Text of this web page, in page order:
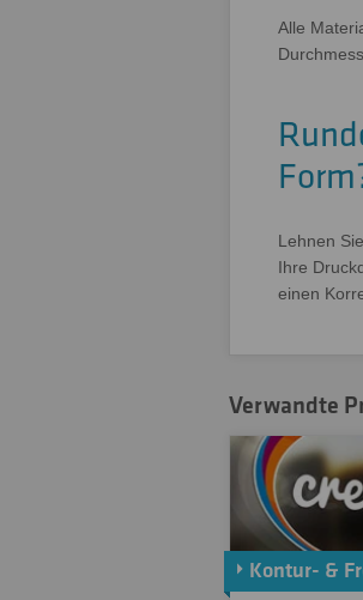
Alle
Lehnen
Ihre
einen
Verwandte
Kontur- &